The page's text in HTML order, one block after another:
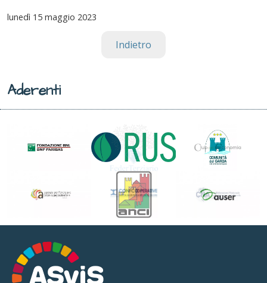
lunedì 15 maggio 2023
Indietro
Aderenti